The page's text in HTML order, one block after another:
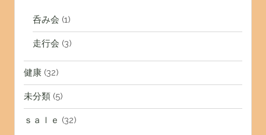
呑み会 (1)
走行会 (3)
健康(32)
未分類(5)
ｓａｌｅ (32)